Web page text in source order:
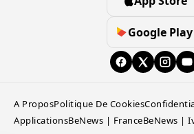
Google Play
A ProposPolitique De Cookies
ApplicationsBeNews | FranceBeNews |